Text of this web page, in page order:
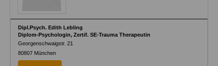
Dipl.Psych. Edith Lebling
Diplom-Psychologin, Zertif. SE-Trauma Therapeutin
Georgenschwaigstr. 21
80807 München